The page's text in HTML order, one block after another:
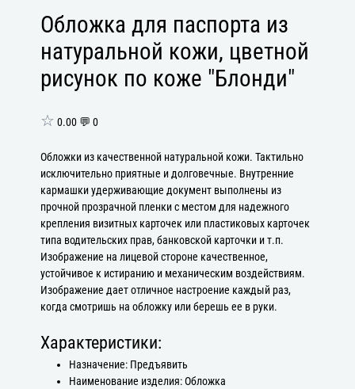
Обложка для паспорта из
натуральной кожи, цветной
рисунок по коже "Блонди"
☆ 0.00 💬 0
Обложки из качественной натуральной кожи. Тактильно
исключительно приятные и долговечные. Внутренние
кармашки удерживающие документ выполнены из
прочной прозрачной пленки с местом для надежного
крепления визитных карточек или пластиковых карточек
типа водительских прав, банковской карточки и т.п.
Изображение на лицевой стороне качественное,
устойчивое к истиранию и механическим воздействиям.
Изображение дает отличное настроение каждый раз,
когда смотришь на обложку или берешь ее в руки.
Характеристики:
Назначение: Предъявить
Наименование изделия: Обложка